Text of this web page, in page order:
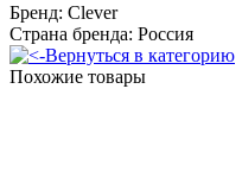
Бренд: Clever
Страна бренда: Россия
Вернуться в категорию
Похожие товары